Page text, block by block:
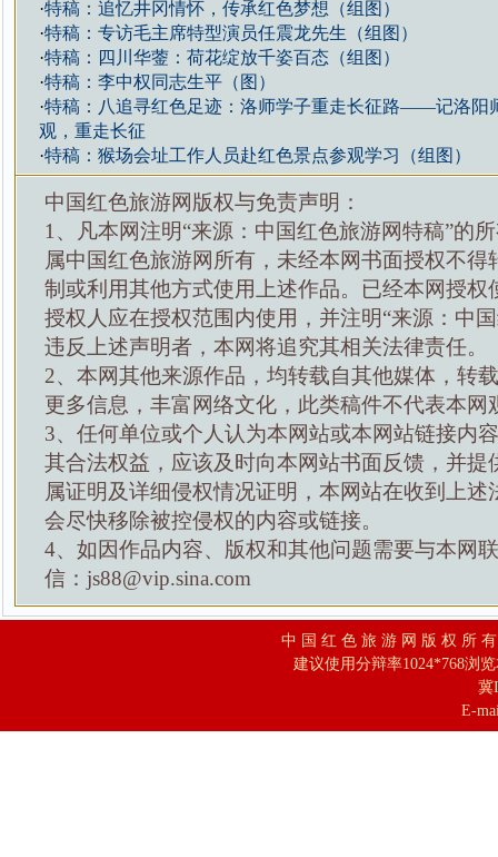
·特稿：追忆井冈情怀，传承红色梦想（组图）
·特稿：专访毛主席特型演员任震龙先生（组图）
·特稿：四川华蓥：荷花绽放千姿百态（组图）
·特稿：李中权同志生平（图）
·特稿：八追寻红色足迹：洛师学子重走长征路——记洛阳
观，重走长征
·特稿：猴场会址工作人员赴红色景点参观学习（组图）
中国红色旅游网版权与免责声明：
1、凡本网注明“来源：中国红色旅游网特稿”的
属中国红色旅游网所有，未经本网书面授权不得
制或利用其他方式使用上述作品。已经本网授权
授权人应在授权范围内使用，并注明“来源：中
违反上述声明者，本网将追究其相关法律责任。
2、本网其他来源作品，均转载自其他媒体，转
更多信息，丰富网络文化，此类稿件不代表本网
3、任何单位或个人认为本网站或本网站链接内
其合法权益，应该及时向本网站书面反馈，并提
属证明及详细侵权情况证明，本网站在收到上述
会尽快移除被控侵权的内容或链接。
4、如因作品内容、版权和其他问题需要与本网
信：js88@vip.sina.com
中 国 红 色 旅 游 网 版 权 所
建议使用分辩率1024*768浏
冀
E-